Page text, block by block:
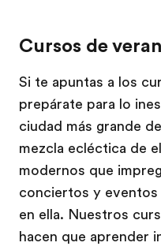
Cursos de
Si te apuntas a los
prepárate para lo
ciudad más grande
mezcla ecléctica de
modernos que
conciertos y eventos
en ella. Nuestros
hacen que aprender